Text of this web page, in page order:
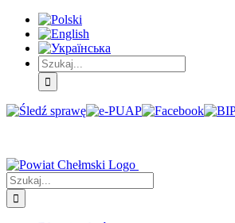
Skip
Treść
główna
Skip
Menu
główne
Skip
Menu
dodatkowe
Szukaj
Śledź
E-
Facebook BIP
Dla mieszkańca